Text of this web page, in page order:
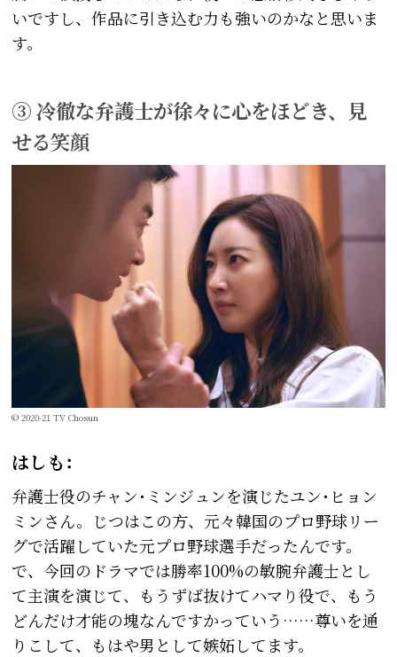
いですし、作品に引き込む力も強いのかなと思いま
す。
③ 冷徹な弁護士が徐々に心をほどき、見
せる笑顔
© 2020-21 TV Chosun
はしも：
弁護士役のチャン･ミンジュンを演じたユン･ヒョン
ミンさん。じつはこの方、元々韓国のプロ野球リー
グで活躍していた元プロ野球選手だったんです。
で、今回のドラマでは勝率100%の敏腕弁護士とし
て主演を演じて、もうずば抜けてハマり役で、もう
どんだけ才能の塊なんですかっていう……尊いを通
りこして、もはや男として嫉妬してます。